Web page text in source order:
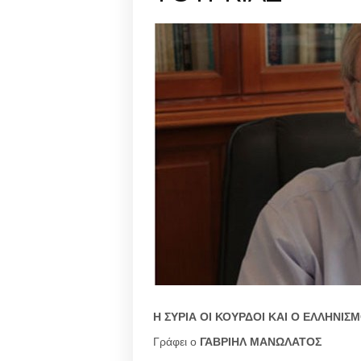
Η ΣΥΡΙΑ ΟΙ ΚΟΥΡΔΟΙ ΚΑΙ Ο
Γράφει ο ΓΑΒΡΙΗΛ ΜΑΝΩΛΑΤΟΣ